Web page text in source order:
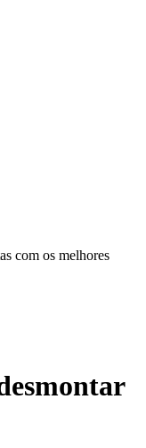
com os melhores